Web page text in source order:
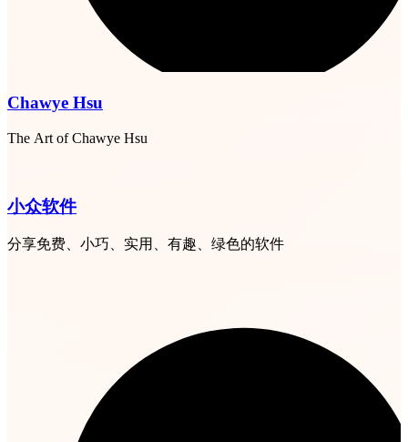
Chawye Hsu
The Art of Chawye Hsu
小众软件
分享免费、小巧、实用、有趣、绿色的软件